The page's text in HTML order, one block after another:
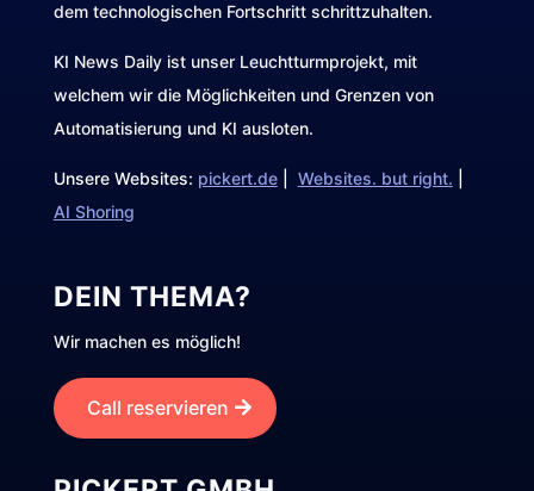
dem technologischen Fortschritt schrittzuhalten.
KI News Daily ist unser Leuchtturmprojekt, mit
welchem wir die Möglichkeiten und Grenzen von
Automatisierung und KI ausloten.
Unsere Websites: pickert.de| Websites. but right.
AI Shoring
DEIN THEMA?
Wir machen es möglich!
Call reservieren